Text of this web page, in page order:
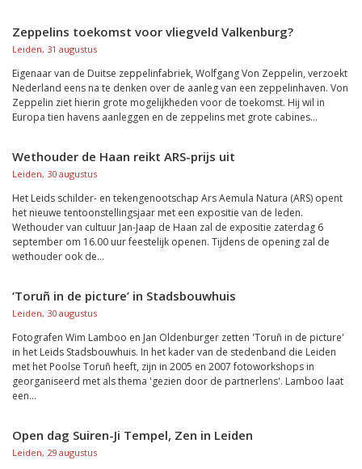
Zeppelins toekomst voor vliegveld Valkenburg?
Leiden, 31 augustus
Eigenaar van de Duitse zeppelinfabriek, Wolfgang Von Zeppelin, verzoekt
Nederland eens na te denken over de aanleg van een zeppelinhaven. Von
Zeppelin ziet hierin grote mogelijkheden voor de toekomst. Hij wil in
Europa tien havens aanleggen en de zeppelins met grote cabines...
Wethouder de Haan reikt ARS-prijs uit
Leiden, 30 augustus
Het Leids schilder- en tekengenootschap Ars Aemula Natura (ARS) opent
het nieuwe tentoonstellingsjaar met een expositie van de leden.
Wethouder van cultuur Jan-Jaap de Haan zal de expositie zaterdag 6
september om 16.00 uur feestelijk openen. Tijdens de opening zal de
wethouder ook de...
‘Toruñ in de picture’ in Stadsbouwhuis
Leiden, 30 augustus
Fotografen Wim Lamboo en Jan Oldenburger zetten 'Toruñ in de picture'
in het Leids Stadsbouwhuis. In het kader van de stedenband die Leiden
met het Poolse Toruñ heeft, zijn in 2005 en 2007 fotoworkshops in
georganiseerd met als thema 'gezien door de partnerlens'. Lamboo laat
een...
Open dag Suiren-Ji Tempel, Zen in Leiden
Leiden, 29 augustus